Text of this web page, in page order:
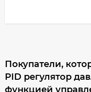
Покупатели,
PID регулятор
функцией